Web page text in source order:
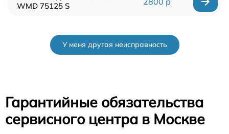
WMD 75125 S
У меня другая неисправность
Гарантийные обязательства
сервисного центра в Москве